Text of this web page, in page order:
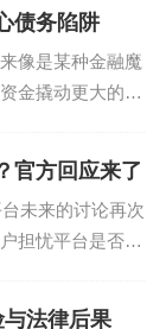
债务陷阱
像是某种金融魔
金撬动更大的杠
种看似聪明的策
官方回应来了
未来的讨论再次
担忧平台是否会
法律后果